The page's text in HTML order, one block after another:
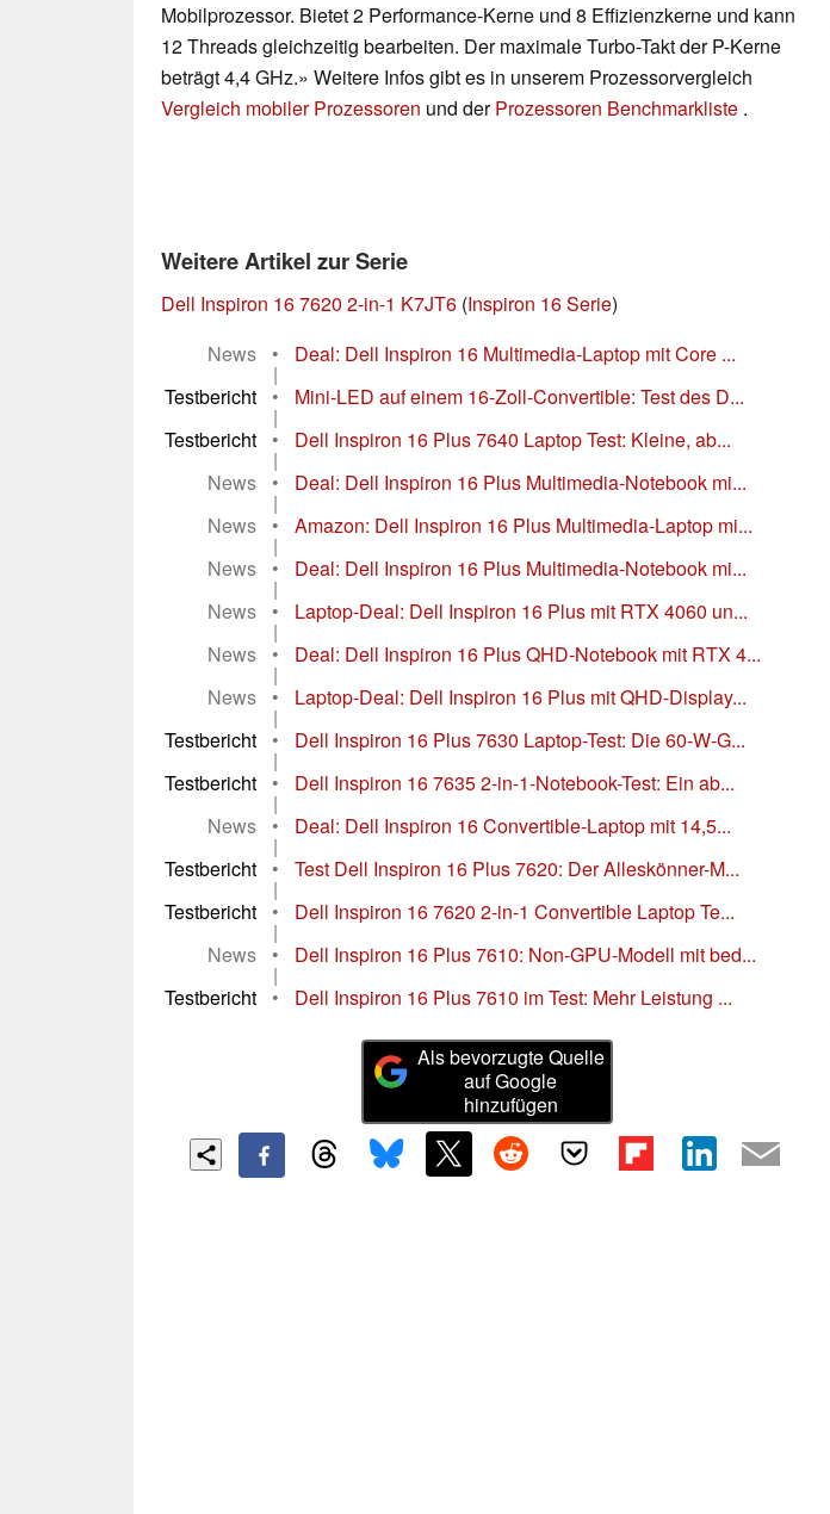
Mobilprozessor. Bietet 2 Performance-Kerne und 8 Effizienzkerne und kann
12 Threads gleichzeitig bearbeiten. Der maximale Turbo-Takt der P-Kerne
beträgt 4,4 GHz.» Weitere Infos gibt es in unserem Prozessorvergleich
Vergleich mobiler Prozessoren und derProzessoren Benchmarkliste .
Weitere Artikel zur Serie
Dell Inspiron 16 7620 2-in-1 K7JT6 (Inspiron 16 Serie)
News
• Deal: Dell Inspiron 16 Multimedia-Laptop mit Core ...
|
Testbericht
• Mini-LED auf einem 16-Zoll-Convertible: Test des D...
|
Testbericht
• Dell Inspiron 16 Plus 7640 Laptop Test: Kleine, ab...
|
News
• Deal: Dell Inspiron 16 Plus Multimedia-Notebook mi...
|
News
• Amazon: Dell Inspiron 16 Plus Multimedia-Laptop mi...
|
News
• Deal: Dell Inspiron 16 Plus Multimedia-Notebook mi...
|
News
• Laptop-Deal: Dell Inspiron 16 Plus mit RTX 4060 un...
|
News
• Deal: Dell Inspiron 16 Plus QHD-Notebook mit RTX 4...
|
News
• Laptop-Deal: Dell Inspiron 16 Plus mit QHD-Display...
|
Testbericht
• Dell Inspiron 16 Plus 7630 Laptop-Test: Die 60-W-G...
|
Testbericht
• Dell Inspiron 16 7635 2-in-1-Notebook-Test: Ein ab...
|
News
• Deal: Dell Inspiron 16 Convertible-Laptop mit 14,5...
|
Testbericht
• Test Dell Inspiron 16 Plus 7620: Der Alleskönner-M...
|
Testbericht
• Dell Inspiron 16 7620 2-in-1 Convertible Laptop Te...
|
News
• Dell Inspiron 16 Plus 7610: Non-GPU-Modell mit bed...
|
Testbericht
• Dell Inspiron 16 Plus 7610 im Test: Mehr Leistung ...
Als bevorzugte Quelle
auf Google
hinzufügen